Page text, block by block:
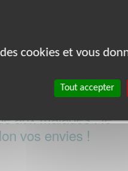
aux malades : le
vos envies !
cookies et vous
Tout accepter